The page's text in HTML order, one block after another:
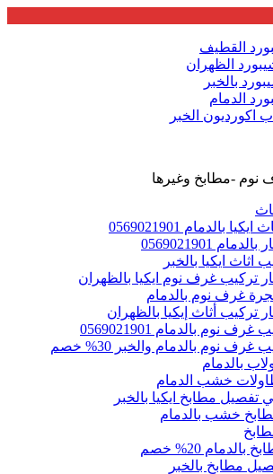
القطيف
الظهران
بالخبر
الدمام
اكورديون الخبر
نوم -مطابخ وغيرها
بالدمام 0569021901
0569021901
اثاث ايكيا بالخبر
تركيب غرف نوم ايكيا بالظهران
غرف نوم بالدمام
تركيب أثاث إيكيا بالظهران
نوم بالدمام 0569021901
غرف نوم بالدمام والخبر 30% خصم
بالدمام
خشب الدمام
تفصيل مطابخ ايكيا بالخبر
خشب بالدمام
20% خصم
مطابخ بالخبر